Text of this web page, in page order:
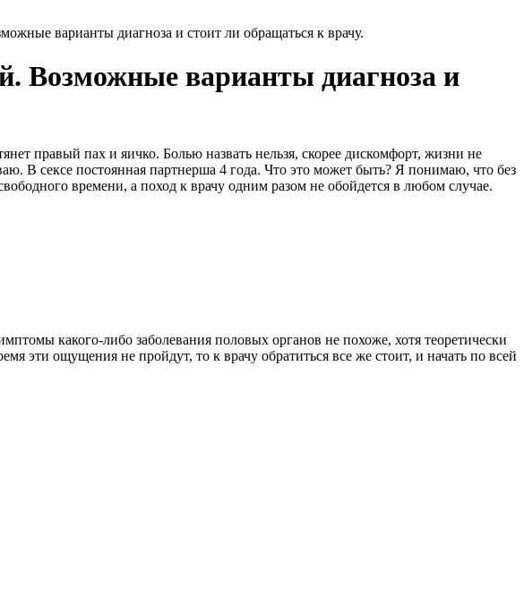
варианты диагноза и стоит ли обращаться к врачу.
Возможные варианты диагноза и
правый пах и яичко. Болью назвать нельзя, скорее дискомфорт, жизни не
В сексе постоянная партнерша 4 года. Что это может быть? Я понимаю, что без
времени, а поход к врачу одним разом не обойдется в любом случае.
какого-либо заболевания половых органов не похоже, хотя теоретически
эти ощущения не пройдут, то к врачу обратиться все же стоит, и начать по всей